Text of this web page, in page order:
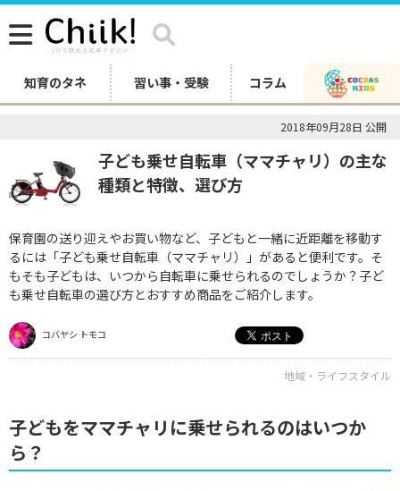
知育のタネ 習い事・受験 コラム
2018年09月28日 公開
子ども乗せ自転車（ママチャリ）の主な
種類と特徴、選び方
保育園の送り迎えやお買い物など、子どもと一緒に近距離を移動す
るには「子ども乗せ自転車（ママチャリ）」があると便利です。そ
もそも子どもは、いつから自転車に乗せられるのでしょうか？子ど
も乗せ自転車の選び方とおすすめ商品をご紹介します。
コバヤシ トモコ
地域・ライフスタイル
子どもをママチャリに乗せられるのはいつか
ら？